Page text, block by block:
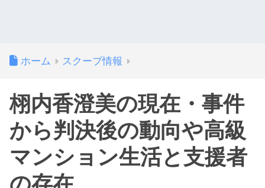
ホーム スクープ情報
栩内香澄美の現在・事件
から判決後の動向や高級
マンション生活と支援者